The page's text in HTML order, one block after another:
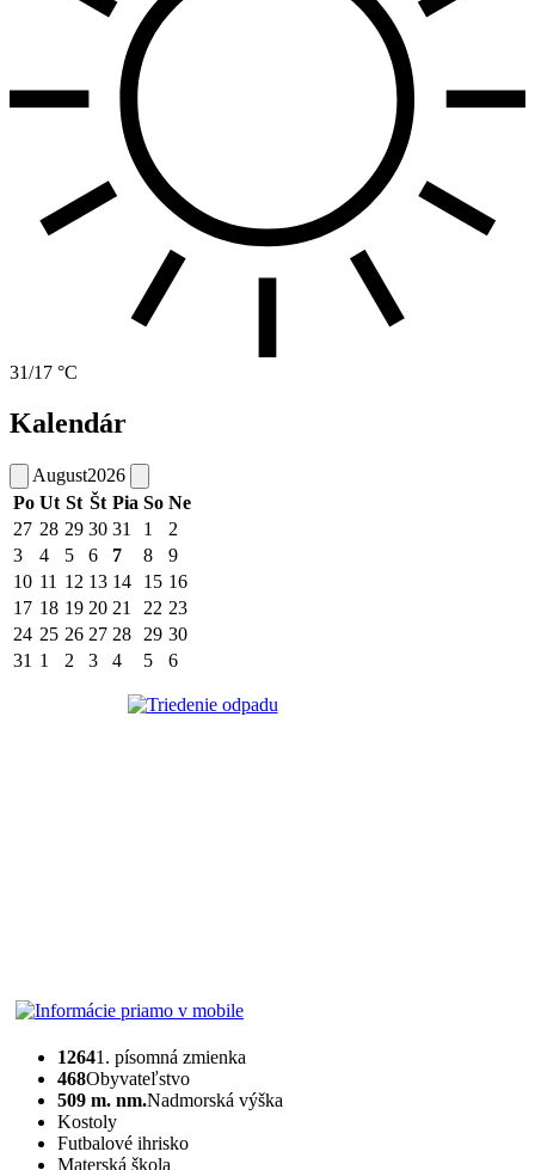
31/17 °C
Kalendár
August2026
Po Ut St Št Pia So Ne
27 28 29 30 31 1
2
3
4 5 6 7 8
9
10 11 12 13 14 15 16
17 18 19 20 21 22 23
24 25 26 27 28 29 30
31 1 2 3 4 5 6
12641. písomná zmienka
468Obyvateľstvo
509 m. nm.Nadmorská výška
Kostoly
Futbalové ihrisko
Materská škola